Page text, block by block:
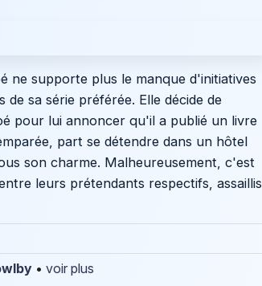
ne supporte plus le manque d'initiatives
sa série préférée. Elle décide de
pour lui annoncer qu'il a publié un livre
part se détendre dans un hôtel
son charme. Malheureusement, c'est
leurs prétendants respectifs, assaillis
• voir plus